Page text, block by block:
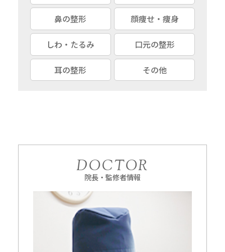
鼻の整形 顔痩せ・痩身
しわ・たるみ 口元の整形
耳の整形 その他
DOCTOR
院長・監修者情報